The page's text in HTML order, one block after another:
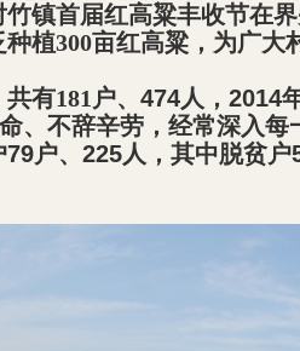
竹镇首届红高粱丰收节在界
种植300亩红高粱，为广大
共有181 户、474人，2014
、不辞辛劳，经常深入每
79户、 225人，其中脱贫户